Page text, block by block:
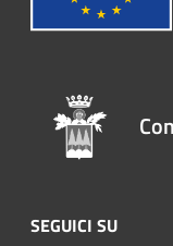
SEGUICI SU